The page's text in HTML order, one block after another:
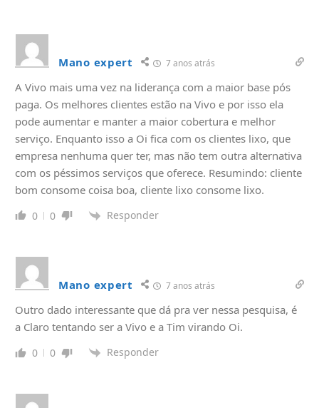
Mano expert 7 anos atrás
A Vivo mais uma vez na liderança com a maior base pós
paga. Os melhores clientes estão na Vivo e por isso ela
pode aumentar e manter a maior cobertura e melhor
serviço. Enquanto isso a Oi fica com os clientes lixo, que
empresa nenhuma quer ter, mas não tem outra alternativa
com os péssimos serviços que oferece. Resumindo: cliente
bom consome coisa boa, cliente lixo consome lixo.
0 0 Responder
Mano expert 7 anos atrás
Outro dado interessante que dá pra ver nessa pesquisa, é
a Claro tentando ser a Vivo e a Tim virando Oi.
0 0 Responder